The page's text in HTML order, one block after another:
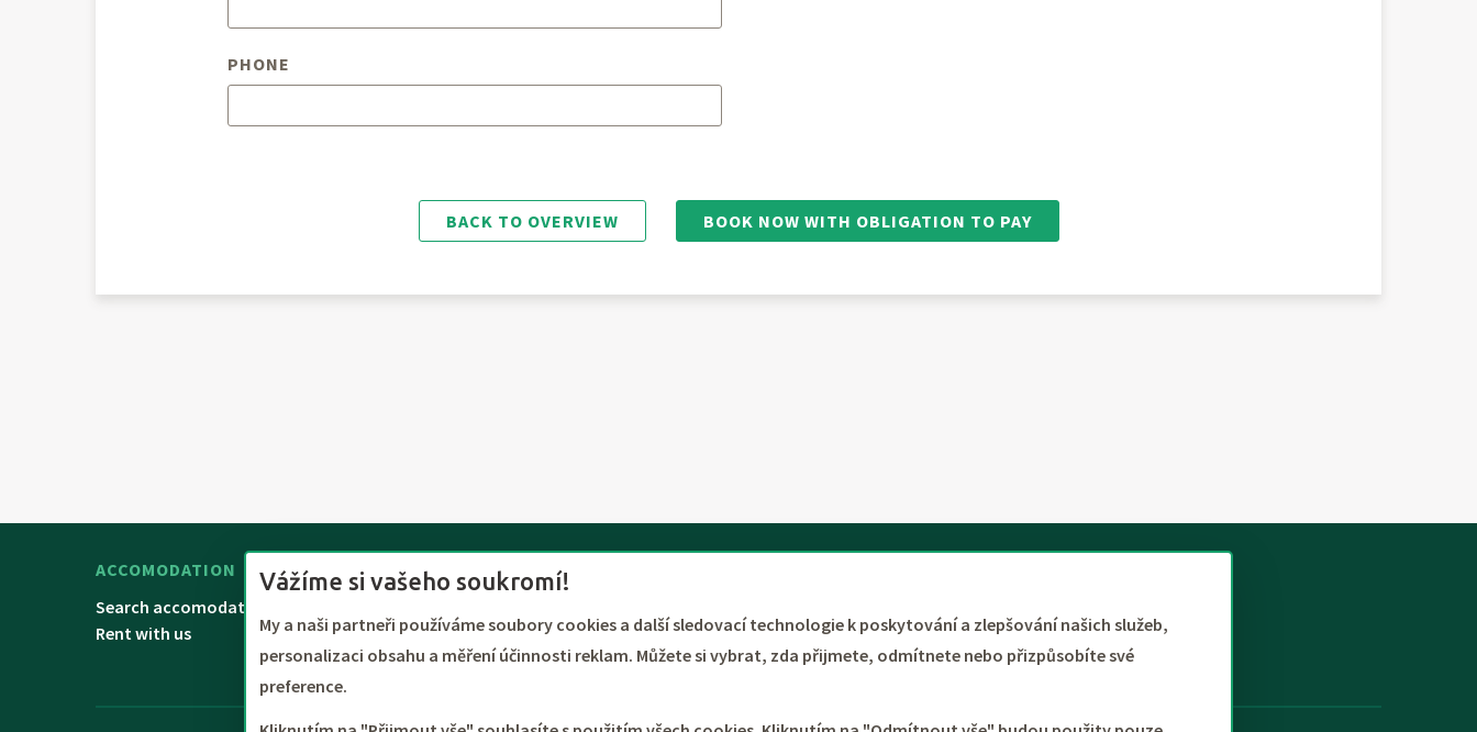
PHONE
BACK TO OVERVIEW BOOK NOW WITH OBLIGATION TO PAY
ACCOMODATION
Search accomodation
Rent with us
RESERVATION
TOURTREND
Contacts
Vážíme si vašeho soukromí!
My a naši partneři používáme soubory cookies a další sledovací technologie k poskytování a zlepšování našich služeb,
personalizaci obsahu a měření účinnosti reklam. Můžete si vybrat, zda přijmete, odmítnete nebo přizpůsobíte své
preference.